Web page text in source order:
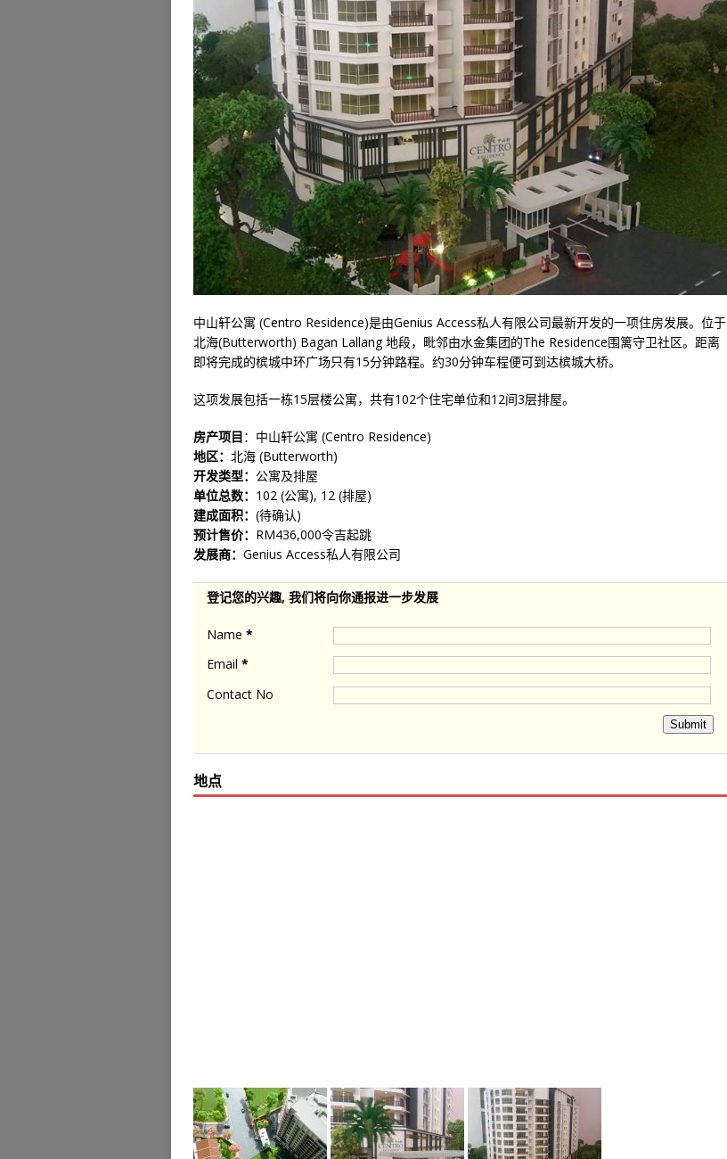
中山轩公寓 (Centro Residence)是由Genius Access私人有限公司最新开发的一项住房发展。位于
北海(Butterworth) Bagan Lallang 地段，毗邻由水金集团的The Residence围篱守卫社区。距离
即将完成的槟城中环广场只有15分钟路程。约30分钟车程便可到达槟城大桥。
这项发展包括一栋15层楼公寓，共有102个住宅单位和12间3层排屋。
房产项目：中山轩公寓 (Centro Residence)
地区： 北海 (Butterworth)
开发类型： 公寓及排屋
单位总数： 102 (公寓), 12 (排屋)
建成面积： (待确认)
预计售价： RM436,000令吉起跳
发展商： Genius Access私人有限公司
登记您的兴趣, 我们将向你通报进一步发展
Name *
Email *
Contact No
Submit
地点